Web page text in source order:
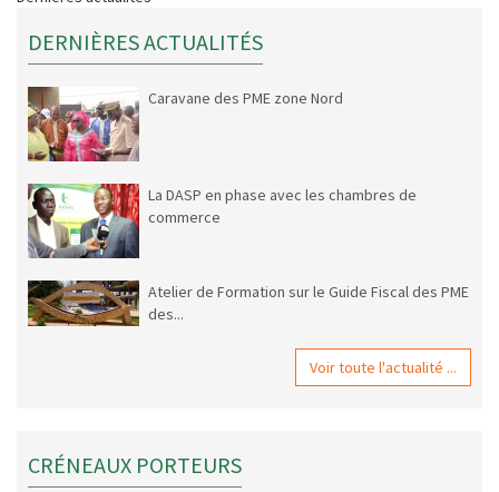
DERNIÈRES ACTUALITÉS
Caravane des PME zone Nord
La DASP en phase avec les chambres de
commerce
Atelier de Formation sur le Guide Fiscal des PME
des...
Voir toute l'actualité ...
CRÉNEAUX PORTEURS